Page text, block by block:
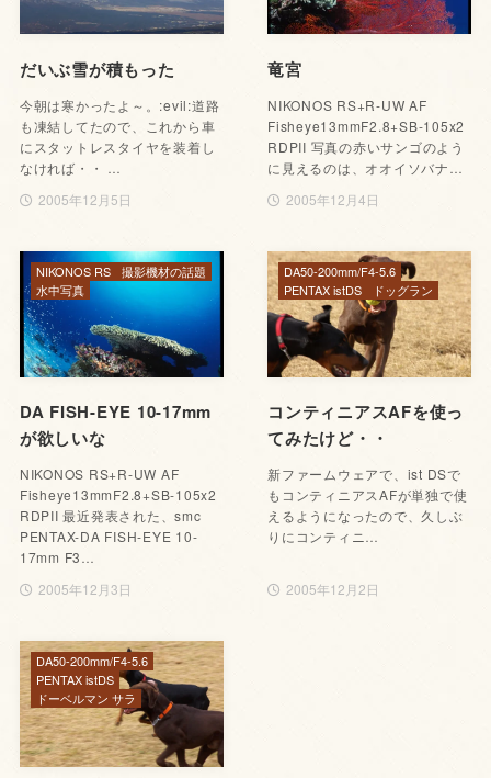
だいぶ雪が積もった
今朝は寒かったよ～。:evil:道路
も凍結してたので、これから車
にスタットレスタイヤを装着し
なければ・・ …
2005年12月5日
竜宮
NIKONOS RS+R-UW AF
Fisheye13mmF2.8+SB-105x2
RDPII 写真の赤いサンゴのよう
に見えるのは、オオイソバナ…
2005年12月4日
DA FISH-EYE 10-17mm
が欲しいな
NIKONOS RS+R-UW AF
Fisheye13mmF2.8+SB-105x2
RDPII 最近発表された、smc
PENTAX-DA FISH-EYE 10-
17mm F3…
2005年12月3日
NIKONOS RS
撮影機材の話題
水中写真
コンティニアスAFを使っ
てみたけど・・
新ファームウェアで、ist DSで
もコンティニアスAFが単独で使
えるようになったので、久しぶ
りにコンティニ…
2005年12月2日
DA50-200mm/F4-5.6
PENTAX istDS
ドッグラン
DA50-200mm/F4-5.6
PENTAX istDS
ドーベルマン サラ